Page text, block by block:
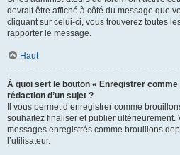
devrait être affiché à côté du message que
cliquant sur celui-ci, vous trouverez toutes
rapporter le message.
Haut
À quoi sert le bouton « Enregistrer
rédaction d’un sujet ?
Il vous permet d’enregistrer comme
souhaitez finaliser et publier ultérieurement.
messages enregistrés comme brouillons
l’utilisateur.